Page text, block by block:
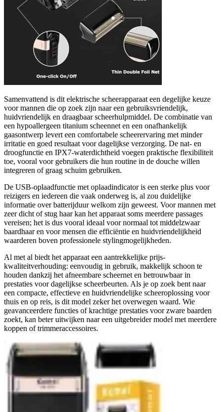
Samenvattend is dit elektrische scheerapparaat een degelijke keuze
voor mannen die op zoek zijn naar een gebruiksvriendelijk,
huidvriendelijk en draagbaar scheerhulpmiddel. De combinatie van
een hypoallergeen titanium scheennet en een onafhankelijk
gaasontwerp levert een comfortabele scheerervaring met minder
irritatie en goed resultaat voor dagelijkse verzorging. De nat- en
droogfunctie en IPX7-waterdichtheid voegen praktische flexibiliteit
toe, vooral voor gebruikers die hun routine in de douche willen
integreren of graag schuim gebruiken.
De USB-oplaadfunctie met oplaadindicator is een sterke plus voor
reizigers en iedereen die vaak onderweg is, al zou duidelijke
informatie over batterijduur welkom zijn geweest. Voor mannen met
zeer dicht of stug haar kan het apparaat soms meerdere passages
vereisen; het is dus vooral ideaal voor normaal tot middelzwaar
baardhaar en voor mensen die efficiëntie en huidvriendelijkheid
waarderen boven professionele stylingmogelijkheden.
Al met al biedt het apparaat een aantrekkelijke prijs-
kwaliteitverhouding: eenvoudig in gebruik, makkelijk schoon te
houden dankzij het afneembare scheernet en betrouwbaar in
prestaties voor dagelijkse scheerbeurten. Als je op zoek bent naar
een compacte, effectieve en huidvriendelijke scheeroplossing voor
thuis en op reis, is dit model zeker het overwegen waard. Wie
geavanceerdere functies of krachtige prestaties voor zware baarden
zoekt, kan beter uitwijken naar een uitgebreider model met meerdere
koppen of trimmeraccessoires.